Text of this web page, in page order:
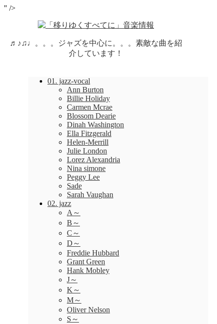
" />
♬♪♫♩。。。ジャズを中心に。。。素敵な曲を紹
介しています！
01. jazz-vocal
Ann Burton
Billie Holiday
Carmen Mcrae
Blossom Dearie
Dinah Washington
Ella Fitzgerald
Helen-Merrill
Julie London
Lorez Alexandria
Nina simone
Peggy Lee
Sade
Sarah Vaughan
02. jazz
A～
B～
C～
D～
Freddie Hubbard
Grant Green
Hank Mobley
J～
K～
M～
Oliver Nelson
S～